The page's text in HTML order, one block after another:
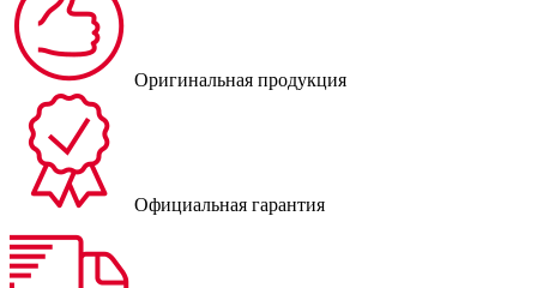
Оригинальная продукция
Официальная гарантия